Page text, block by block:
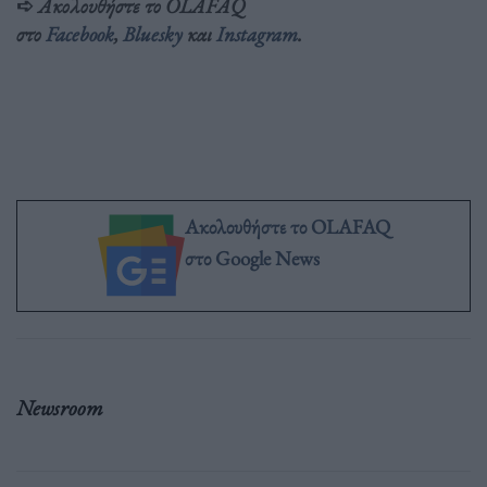
➪ Ακολουθήστε το OLAFAQ
στοFacebook, Bluesky καιInstagram.
Ακολουθήστε το OLAFAQ
στο Google News
Newsroom